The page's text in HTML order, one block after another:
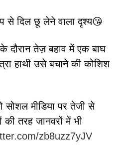
से दिल छू लेने वाला दृश्य😘
दौरान तेज़ बहाव में एक बाघ
हाथी उसे बचाने की कोशिश
सोशल मीडिया पर तेजी से
की तरह जानवरों में भी
zb8uzz7yJV